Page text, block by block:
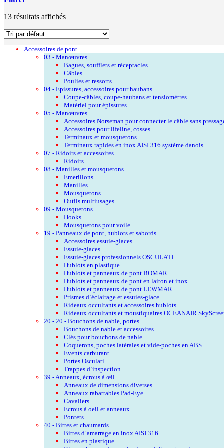
13 résultats affichés
Accessoires de pont
03 - Manœuvres
Bagues, soufflets et réceptacles
Câbles
Poulies et ressorts
04 - Epissures, accessoires pour haubans
Coupe-câbles, coupe-haubans et tensiomètres
Matériel pour épissures
05 - Manœuvres
Accessoires Norseman pour connecter le câble sans
Accessoires pour lifeline, cosses
Terminaux et mousquetons
Terminaux rapides en inox AISI 316 système danois
07 - Ridoirs et accessoires
Ridoirs
08 - Manilles et mousquetons
Emerillons
Manilles
Mousquetons
Outils multiusages
09 - Mousquetons
Hooks
Mousquetons pour voile
19 - Panneaux de pont, hublots et sabords
Accessoires essuie-glaces
Essuie-glaces
Essuie-glaces professionnels OSCULATI
Hublots en plastique
Hublots et panneaux de pont BOMAR
Hublots et panneaux de pont en laiton et inox
Hublots et panneaux de pont LEWMAR
Prismes d‘éclairage et essuies-glace
Rideaux occultants et accessoires hublots
Rideaux occultants et moustiquaires OCEANAIR
20 - 20 - Bouchons de nable, portes
Bouchons de nable et accessoires
Clés pour bouchons de nable
Coquerons, poches latérales et vide-poches en ABS
Events carburant
Portes Osculati
Trappes d‘inspection
39 - Anneaux, écrous à œil
Anneaux de dimensions diverses
Anneaux rabattables Pad-Eye
Cavaliers
Ecrous à oeil et anneaux
Pontets
40 - Bittes et chaumards
Bittes d’amarrage en inox AISI 316
Bittes en plastique